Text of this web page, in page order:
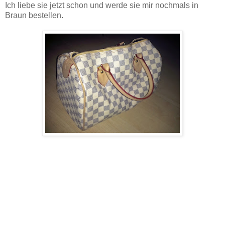
Ich liebe sie jetzt schon und werde sie mir nochmals in
Braun bestellen.